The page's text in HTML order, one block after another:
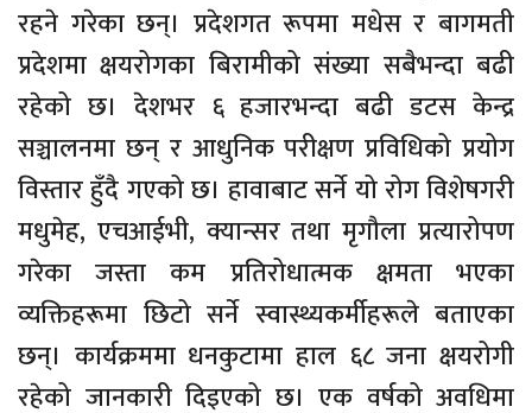
रहने गरेका छन्। प्रदेशगत रूपमा मधेस र बागमती
प्रदेशमा क्षयरोगका बिरामीको संख्या सबैभन्दा बढी
रहेको छ। देशभर ६ हजारभन्दा बढी डटस केन्द्र
सञ्चालनमा छन् र आधुनिक परीक्षण प्रविधिको प्रयोग
विस्तार हुँदै गएको छ। हावाबाट सर्ने यो रोग विशेषगरी
मधुमेह, एचआईभी, क्यान्सर तथा मृगौला प्रत्यारोपण
गरेका जस्ता कम प्रतिरोधात्मक क्षमता भएका
व्यक्तिहरूमा छिटो सर्ने स्वास्थ्यकर्मीहरूले बताएका
छन्। कार्यक्रममा धनकुटामा हाल ६८ जना क्षयरोगी
रहेको जानकारी दिइएको छ। एक वर्षको अवधिमा